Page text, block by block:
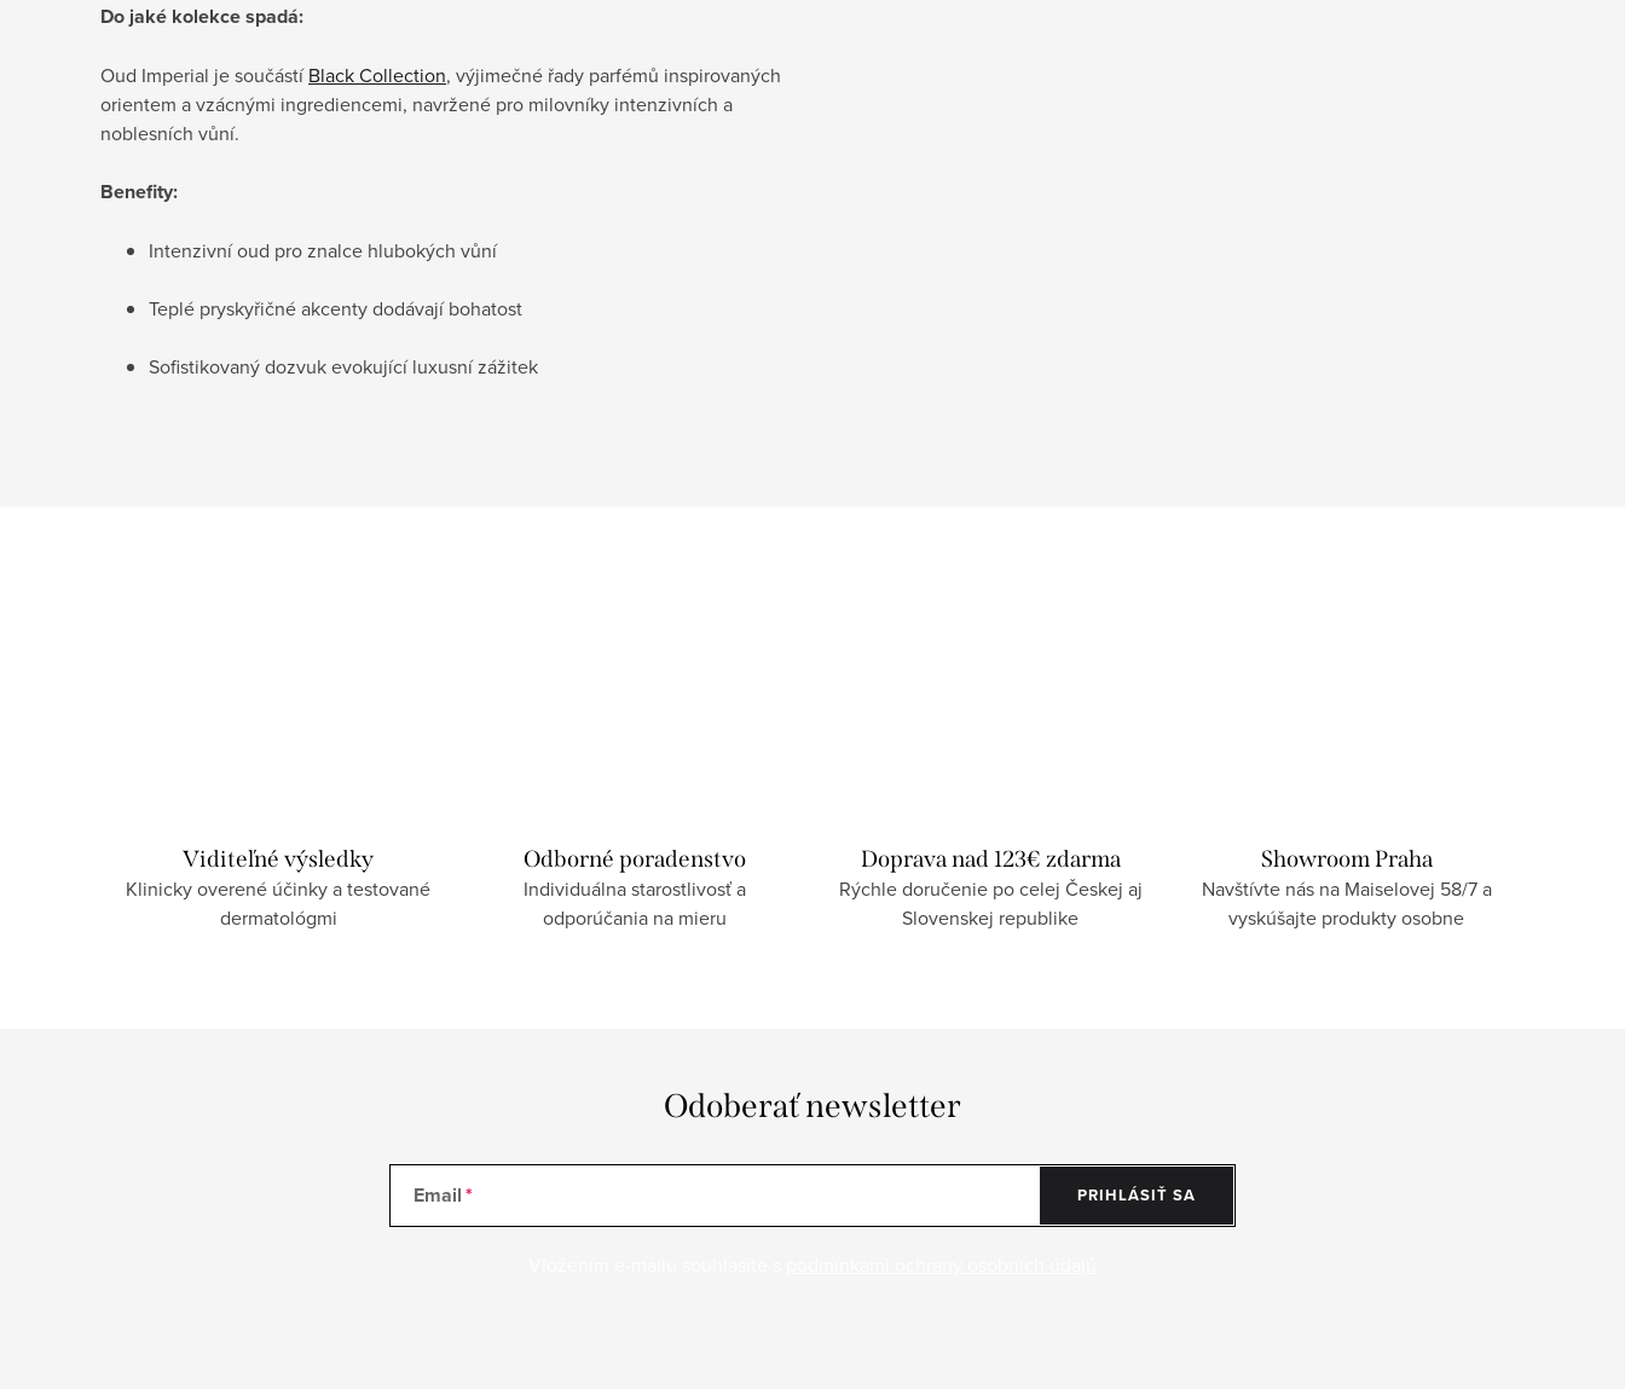
Do jaké kolekce spadá:
Oud Imperial je součástíBlack Collection, výjimečné řady parfémů inspirovaných
orientem a vzácnými ingrediencemi, navržené pro milovníky intenzivních a
noblesních vůní.
Benefity:
Intenzivní oud pro znalce hlubokých vůní
Teplé pryskyřičné akcenty dodávají bohatost
Sofistikovaný dozvuk evokující luxusní zážitek
Viditeľné výsledky
Klinicky overené účinky a testované
dermatológmi
Odborné poradenstvo
Individuálna starostlivosť a
odporúčania na mieru
Doprava nad 123€ zdarma
Rýchle doručenie po celej Českej aj
Slovenskej republike
Showroom Praha
Navštívte nás na Maiselovej 58/7 a
vyskúšajte produkty osobne
Odoberať newsletter
Email PRIHLÁSIŤ SA